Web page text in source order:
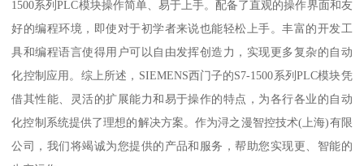
1500系列PLC模块操作简单、易于上手。配备了直观的操作界面和友
好的编程环境，即使对于初学者来说也能轻松上手。丰富的开发工
具和编程语言使得用户可以自由发挥创造力，实现更多复杂的自动
化控制应用。综上所述，SIEMENS西门子的S7-1500系列PLC模块凭
借其性能、灵活的扩展能力和易于操作的特点，为各行各业的自动
化控制系统提供了理想的解决方案。作为浔之漫智控技术(上海)有限
公司，我们将竭诚为您提供的产品和服务，帮助您实现更、智能的